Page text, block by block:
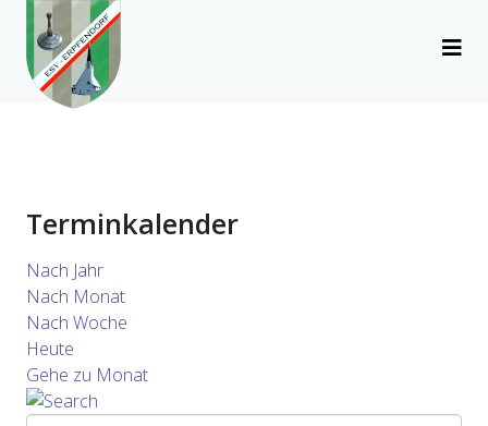
Terminkalender
Nach Jahr
Nach Monat
Nach Woche
Heute
Gehe zu Monat